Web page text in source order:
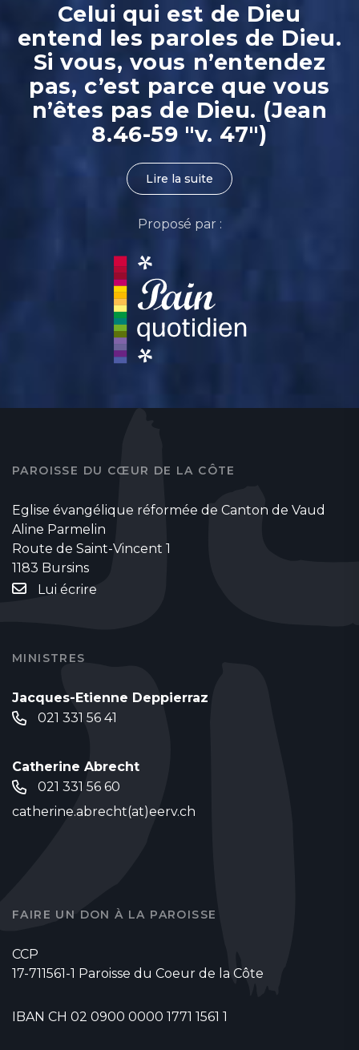
Celui qui est de Dieu
entend les paroles de Dieu.
Si vous, vous n’entendez
pas, c’est parce que vous
n’êtes pas de Dieu. (Jean
8.46-59 "v. 47")
Lire la suite
Proposé par :
PAROISSE DU CŒUR DE LA CÔTE
Eglise évangélique réformée de Canton de Vaud
Aline Parmelin
Route de Saint-Vincent 1
1183 Bursins
Lui écrire
MINISTRES
Jacques-Etienne Deppierraz
021 331 56 41
Catherine Abrecht
021 331 56 60
catherine.abrecht(at)eerv.ch
FAIRE UN DON À LA PAROISSE
CCP
17-711561-1 Paroisse du Coeur de la Côte
IBAN CH 02 0900 0000 1771 1561 1